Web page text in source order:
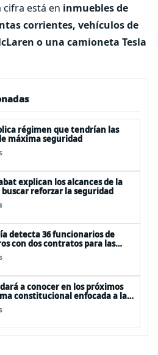
cifra está en inmuebles de
corrientes, vehículos de
o una camioneta Tesla
régimen que tendrían las
máxima seguridad
explican los alcances de la
buscar reforzar la seguridad
detecta 36 funcionarios de
con dos contratos para las
a conocer en los próximos
constitucional enfocada a la